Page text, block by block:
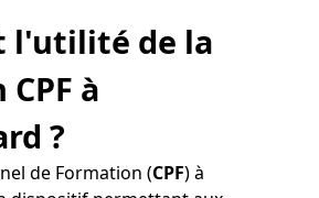
l'utilité de la
à
?
de Formation (CPF) à